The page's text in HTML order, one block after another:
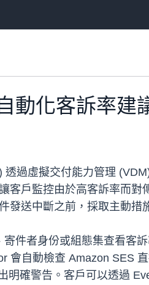
動化客訴率建
透過虛擬交付能力管理
客戶監控由於高客訴率而
發送中斷之前，採取主動措
件者身份或組態集查看客
會自動檢查 Amazon SES
明確警告。客戶可以透過